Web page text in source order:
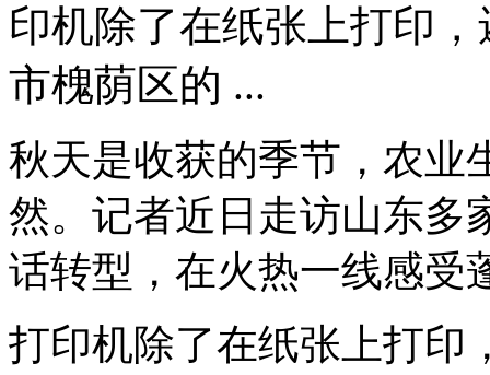
印机除了在纸张上打印
市槐荫区的 ...
秋天是收获的季节，农业
然。记者近日走访山东多
话转型，在火热一线感受
打印机除了在纸张上打印